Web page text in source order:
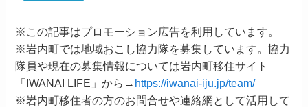
※この記事はプロモーション広告を利用しています。
※岩内町では地域おこし協力隊を募集しています。協力
隊員や現在の募集情報については岩内町移住サイト
「IWANAI LIFE」から→ https://iwanai-iju.jp/team/
※岩内町移住者の方のお問合せや連絡網として活用して